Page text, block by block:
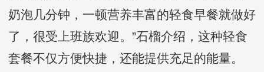
奶泡几分钟，一顿营养丰富的轻食早餐就做好
了，很受上班族欢迎。”石榴介绍，这种轻食
套餐不仅方便快捷，还能提供充足的能量。